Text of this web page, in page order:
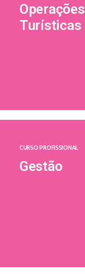
Operações
Turísticas
CURSO PROFISSIONAL
Gestão